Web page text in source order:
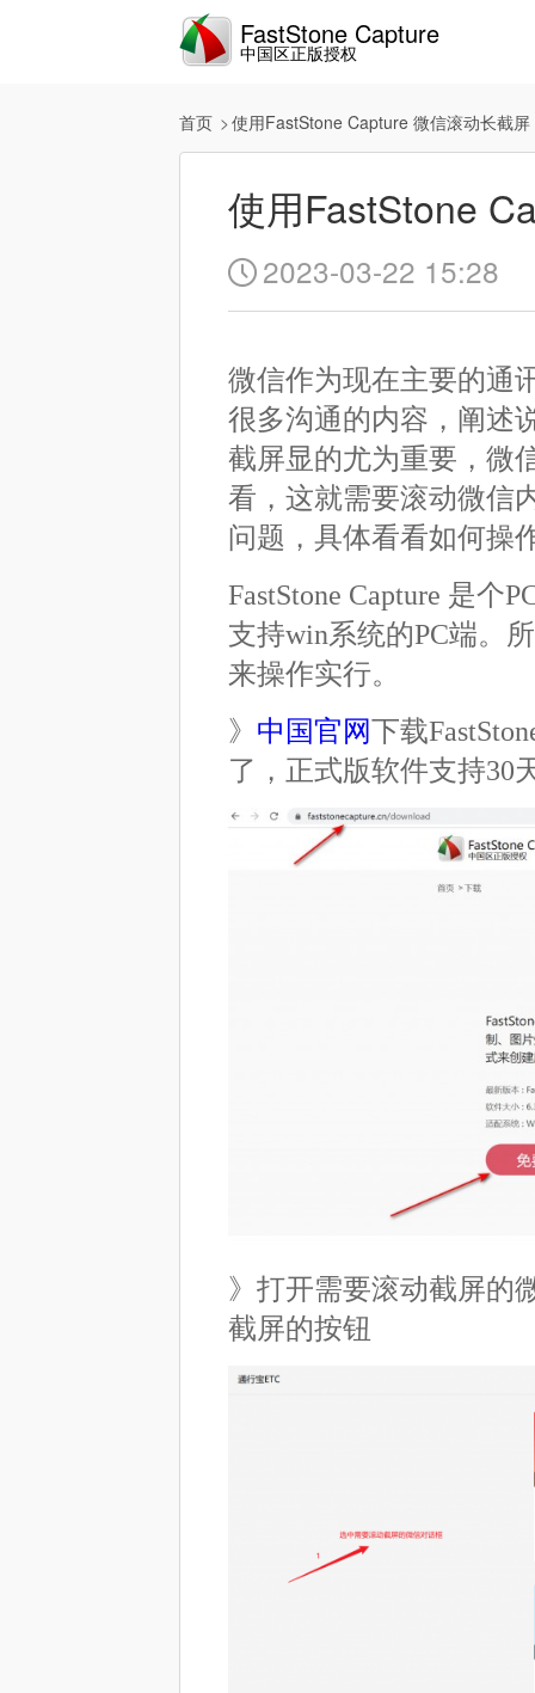
FastStone Capture
中国区正版授权
首页 使用FastStone Capture 微信滚动长截屏
使用FastStone
 2023-03-22 15:28
微信作为现在主要的通
很多沟通的内容，阐述
截屏显的尤为重要，微
看，这就需要滚动微信
问题，具体看看如何操
FastStone Capture 是个
支持win系统的PC端。
来操作实行。
》 中国官网下载
了，正式版软件支持30
》打开需要滚动截屏的
截屏的按钮